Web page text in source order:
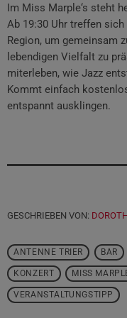
Im Miss Marple‘s steht
Ab 19:30 Uhr treffen
Region, um gemeinsam
lebendigen Vielfalt zu
miterleben, wie Jazz
Kommt einfach
entspannt ausklingen.
GESCHRIEBEN VON:
ANTENNE TRIER BAR
KONZERT MISS
VERANSTALTUNGSTIPP